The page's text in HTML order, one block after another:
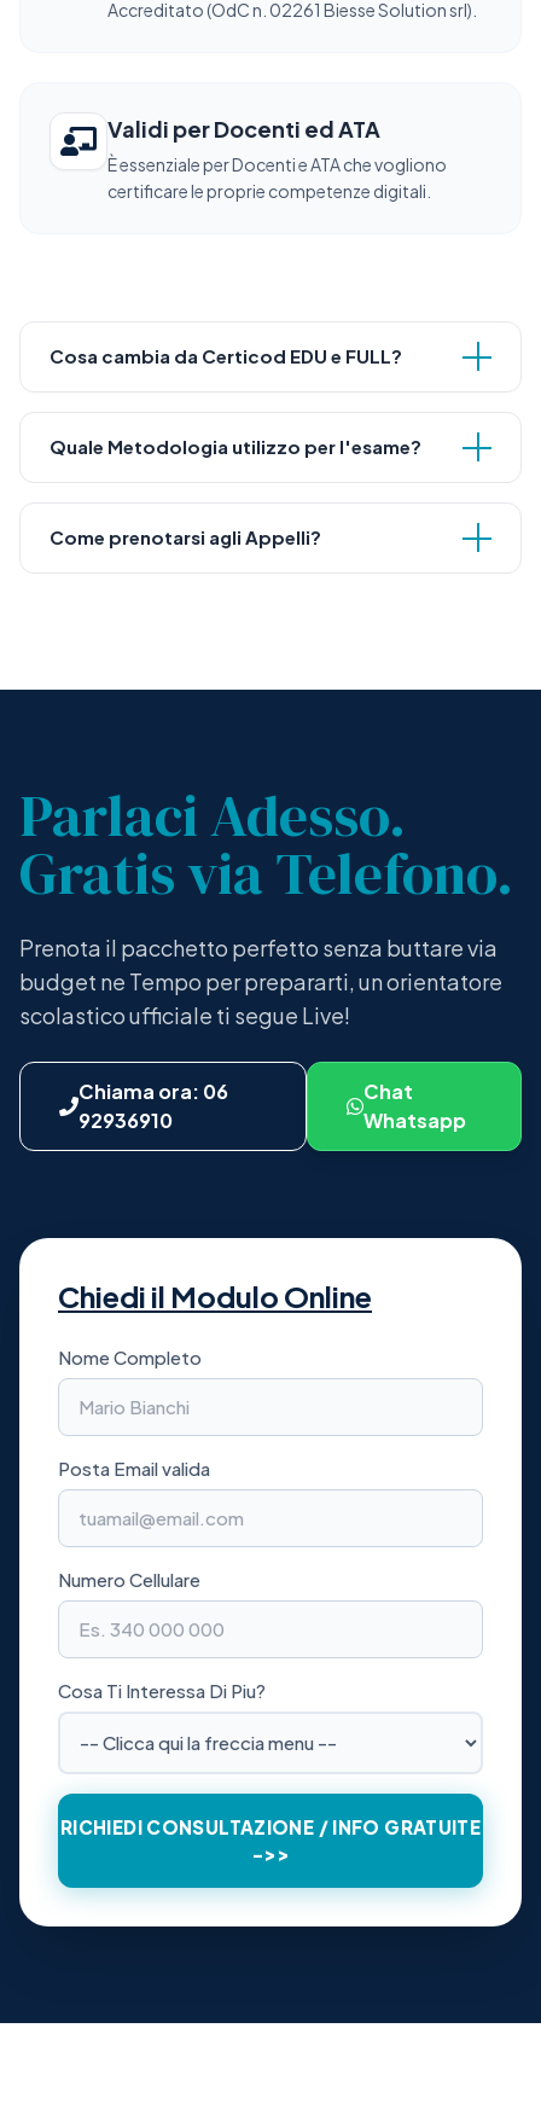
Accreditato (OdC n. 02261 Biesse Solution srl).
Validi per Docenti ed ATA
È essenziale per Docenti e ATA che vogliono
certificare le proprie competenze digitali.
Cosa cambia da Certicod EDU e FULL?
Quale Metodologia utilizzo per l'esame?
Come prenotarsi agli Appelli?
Parlaci Adesso.
Gratis via Telefono.
Prenota il pacchetto perfetto senza buttare via
budget ne Tempo per prepararti, un orientatore
scolastico ufficiale ti segue Live!
Chiama ora: 06
92936910
Chat
Whatsapp
Chiedi il Modulo Online
Nome Completo
Posta Email valida
Numero Cellulare
Cosa Ti Interessa Di Piu?
RICHIEDI CONSULTAZIONE / INFO GRATUITE
->>